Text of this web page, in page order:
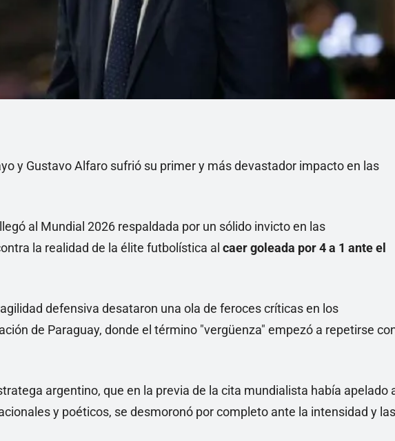
y Gustavo Alfaro sufrió su primer y más devastador impacto en las
al Mundial 2026 respaldada por un sólido invicto en las
la realidad de la élite futbolística al caer goleada por 4 a 1 ante el
defensiva desataron una ola de feroces críticas en los
de Paraguay, donde el término "vergüenza" empezó a repetirse
argentino, que en la previa de la cita mundialista había apelado
y poéticos, se desmoronó por completo ante la intensidad y las